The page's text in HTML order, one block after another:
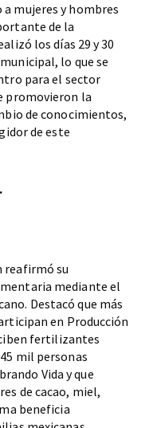
mujeres y hombres
de la
los días 29 y 30
lo que se
para el sector
promovieron la
de conocimientos,
de este
reafirmó su
mediante el
Destacó que más
en Producción
fertilizantes
mil personas
Vida y que
de cacao, miel,
beneficia